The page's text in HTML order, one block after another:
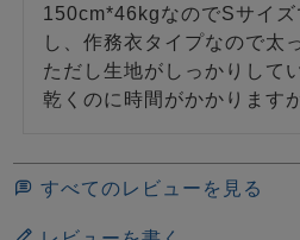
150cm*46kgなのでSサイズ
し、作務衣タイプなので太
ただし生地がしっかりして
すべてのレビューを見る